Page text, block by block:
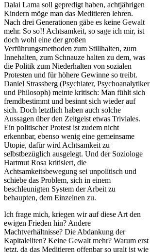
Dalai Lama soll gepredigt haben, achtjährigen
Kindern möge man das Meditieren lehren.
Nach drei Generationen gäbe es keine Gewalt
mehr. So so!! Achtsamkeit, so sage ich mir, ist
doch wohl eine der großen
Verführungsmethoden zum Stillhalten, zum
Innehalten, zum Schnauze halten zu dem, was
die Politik zum Niederhalten von sozialen
Protesten und für höhere Gewinne so treibt.
Daniel Strassberg (Psychiater, Psychoanalytiker
und Philosoph) meinte kritisch: Man fühlt sich
fremdbestimmt und besinnt sich wieder auf
sich. Doch letztlich haben auch solche
Aussagen über den Zeitgeist etwas Triviales.
Ein politischer Protest ist zudem nicht
erkennbar, ebenso wenig eine gemeinsame
Utopie, dafür wird Achtsamkeit zu
selbstbezüglich ausgelegt. Und der Soziologe
Hartmut Rosa kritisiert, die
Achtsamkeitsbewegung sei unpolitisch und
schiebe das Problem, sich in einem
beschleunigten System der Arbeit zu
behaupten, dem Einzelnen zu.
Ich frage mich, kriegen wir auf diese Art den
ewigen Frieden hin? Andere
Machtverhältnisse? Die Abdankung der
Kapitaleliten? Keine Gewalt mehr? Warum erst
jetzt, da das Meditieren offenbar so uralt ist wie